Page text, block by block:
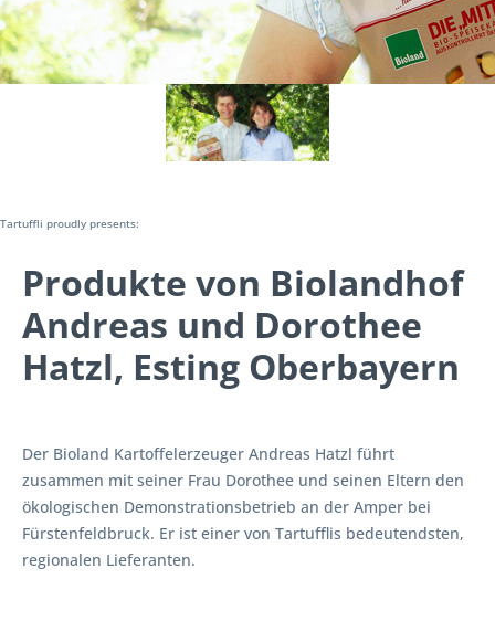
Tartuffli proudly presents:
Produkte von Biolandhof
Andreas und Dorothee
Hatzl, Esting Oberbayern
Der Bioland Kartoffelerzeuger Andreas Hatzl führt
zusammen mit seiner Frau Dorothee und seinen Eltern den
ökologischen Demonstrationsbetrieb an der Amper bei
Fürstenfeldbruck. Er ist einer von Tartufflis bedeutendsten,
regionalen Lieferanten.